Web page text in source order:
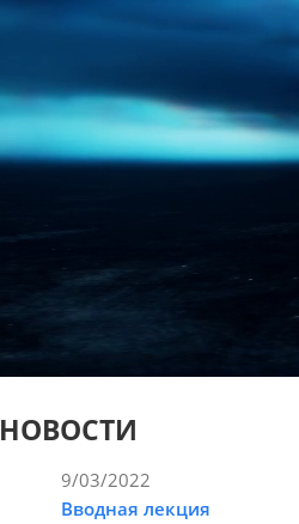
НОВОСТИ
9/03/2022
Вводная лекция